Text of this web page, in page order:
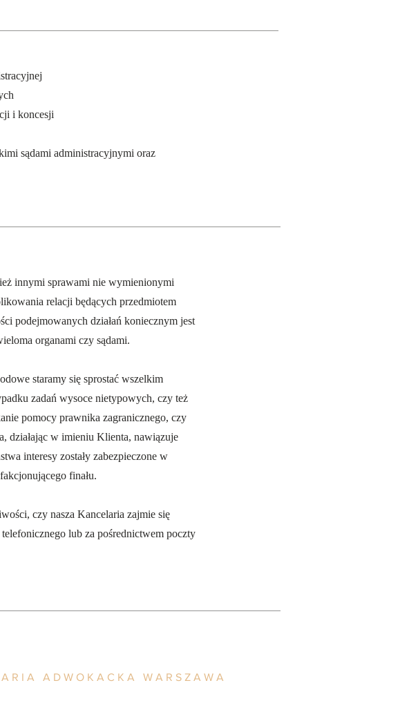
i koncesji
sądami administracyjnymi oraz
innymi sprawami nie wymienionymi
relacji będących przedmiotem
podejmowanych działań koniecznym jest
organami czy sądami.
staramy się sprostać wszelkim
zadań wysoce nietypowych, czy też
pomocy prawnika zagranicznego, czy
działając w imieniu Klienta, nawiązuje
interesy zostały zabezpieczone w
finału.
czy nasza Kancelaria zajmie się
lub za pośrednictwem poczty
ADWOKACKA WARSZAWA